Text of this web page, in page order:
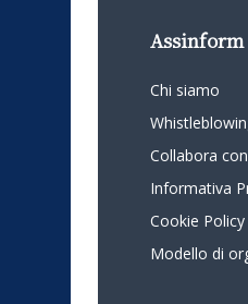
Chi siamo
Collabora
Informativa
Cookie Policy
Modello di